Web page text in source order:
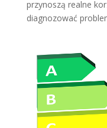
przynoszą realne
diagnozować